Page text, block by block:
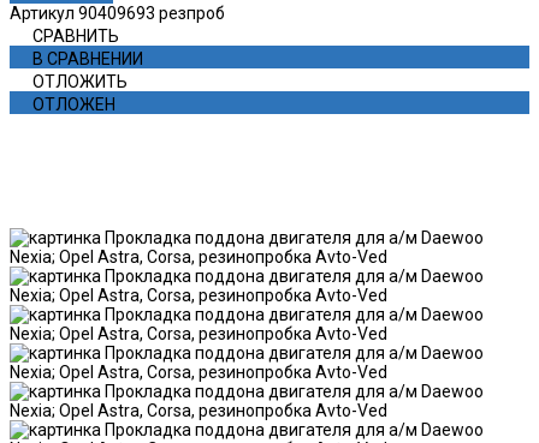
Артикул 90409693 резпроб
СРАВНИТЬ
В СРАВНЕНИИ
ОТЛОЖИТЬ
ОТЛОЖЕН